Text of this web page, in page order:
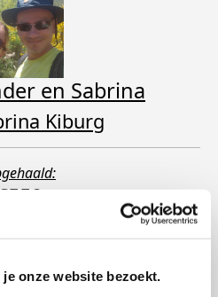
onze website bezoekt.
en Sabrina
Kiburg
€550